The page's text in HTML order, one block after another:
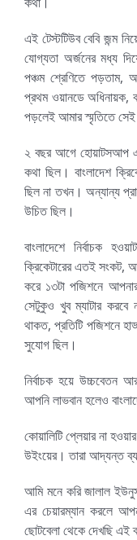
এই টেস্টটিউব বেবি জন্ম
যোগ্যতা অর্জনের মধ্য
পঞ্চম শ্রেণিতে পড়তাম,
প্রথম ওয়ানডে অধিনায়ক,
পড়লেই আমার স্মৃতিতে
২ বছর আগে হোয়াটসআপ এ
কথা ছিল। বাংলাদেশ
ছিল না তখন। অন্যান্য
উচিত ছিল।
বাংলাদেশে নির্বাচক
ক্রিকেটারের এতই সংকট,
করে ১৩টা পজিশনে
সেটুকুও খুব ম্যাটার
থাকত, প্রতিটি পজিশনে
সুযোগ ছিল।
নির্বাচক হয়ে উচ্চবেতন
আপনি লাভবান হলেও
কোয়ালিটি প্লেয়ার না
উইংয়ের। তারা আদ্যন্ত
আমি মনে করি জালাল
এর চেয়ারম্যান করলে
ছোটবেলা থেকে দেখছি